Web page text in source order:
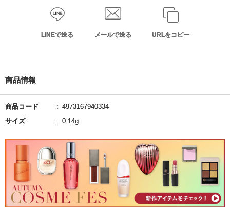
LINEで送る メールで送る URLをコピー
商品情報
商品コード
4973167940334
サイズ
0.14g